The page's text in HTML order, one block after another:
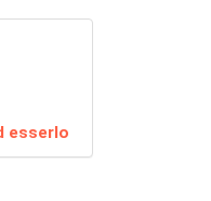
esserlo